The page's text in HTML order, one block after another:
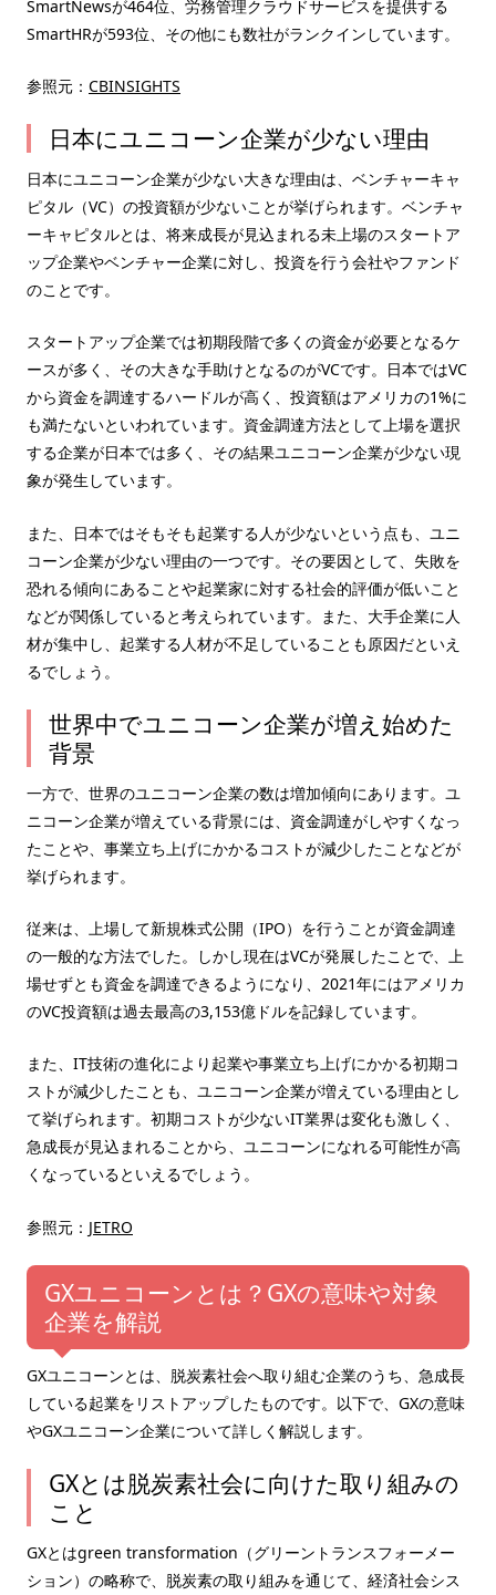
SmartNewsが464位、労務管理クラウドサービスを提供する
SmartHRが593位、その他にも数社がランクインしています。
参照元： CBINSIGHTS
日本にユニコーン企業が少ない理由
日本にユニコーン企業が少ない大きな理由は、ベンチャーキャ
ピタル（VC）の投資額が少ないことが挙げられます。ベンチャ
ーキャピタルとは、将来成長が見込まれる未上場のスタートア
ップ企業やベンチャー企業に対し、投資を行う会社やファンド
のことです。
スタートアップ企業では初期段階で多くの資金が必要となるケ
ースが多く、その大きな手助けとなるのがVCです。日本ではVC
から資金を調達するハードルが高く、投資額はアメリカの1%に
も満たないといわれています。資金調達方法として上場を選択
する企業が日本では多く、その結果ユニコーン企業が少ない現
象が発生しています。
また、日本ではそもそも起業する人が少ないという点も、ユニ
コーン企業が少ない理由の一つです。その要因として、失敗を
恐れる傾向にあることや起業家に対する社会的評価が低いこと
などが関係していると考えられています。また、大手企業に人
材が集中し、起業する人材が不足していることも原因だといえ
るでしょう。
世界中でユニコーン企業が増え始めた
背景
一方で、世界のユニコーン企業の数は増加傾向にあります。ユ
ニコーン企業が増えている背景には、資金調達がしやすくなっ
たことや、事業立ち上げにかかるコストが減少したことなどが
挙げられます。
従来は、上場して新規株式公開（IPO）を行うことが資金調達
の一般的な方法でした。しかし現在はVCが発展したことで、上
場せずとも資金を調達できるようになり、2021年にはアメリカ
のVC投資額は過去最高の3,153億ドルを記録しています。
また、IT技術の進化により起業や事業立ち上げにかかる初期コ
ストが減少したことも、ユニコーン企業が増えている理由とし
て挙げられます。初期コストが少ないIT業界は変化も激しく、
急成長が見込まれることから、ユニコーンになれる可能性が高
くなっているといえるでしょう。
参照元： JETRO
GXユニコーンとは？GXの意味や対象
企業を解説
GXユニコーンとは、脱炭素社会へ取り組む企業のうち、急成長
している起業をリストアップしたものです。以下で、GXの意味
やGXユニコーン企業について詳しく解説します。
GXとは脱炭素社会に向けた取り組みの
こと
GXとはgreen transformation（グリーントランスフォーメー
ション）の略称で、脱炭素の取り組みを通じて、経済社会シス